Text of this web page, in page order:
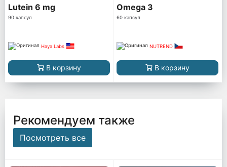
Lutein 6 mg
90 капсул
Haya Labs
В корзину
Omega 3
60 капсул
NUTREND
В корзину
Рекомендуем также
Посмотреть все